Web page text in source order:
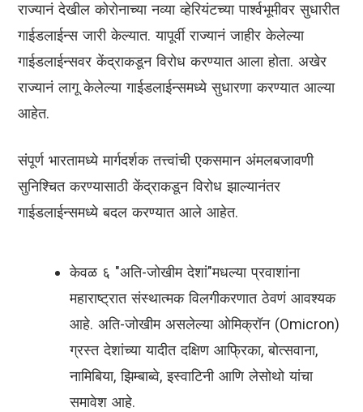
राज्यानं देखील कोरोनाच्या नव्या व्हेरियंटच्या पार्श्वभूमीवर सुधारीत
गाईडलाईन्स जारी केल्यात. यापूर्वी राज्यानं जाहीर केलेल्या
गाईडलाईन्सवर केंद्राकडून विरोध करण्यात आला होता. अखेर
राज्यानं लागू केलेल्या गाईडलाईन्समध्ये सुधारणा करण्यात आल्या
आहेत.
संपूर्ण भारतामध्ये मार्गदर्शक तत्त्वांची एकसमान अंमलबजावणी
सुनिश्चित करण्यासाठी केंद्राकडून विरोध झाल्यानंतर
गाईडलाईन्समध्ये बदल करण्यात आले आहेत.
केवळ ६ "अति-जोखीम देशां"मधल्या प्रवाशांना
महाराष्ट्रात संस्थात्मक विलगीकरणात ठेवणं आवश्यक
आहे. अति-जोखीम असलेल्या ओमिक्रॉन (Omicron)
ग्रस्त देशांच्या यादीत दक्षिण आफ्रिका, बोत्सवाना,
नामिबिया, झिम्बाब्वे, इस्वाटिनी आणि लेसोथो यांचा
समावेश आहे.